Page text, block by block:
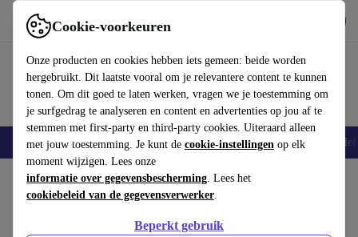
Cookie-voorkeuren
Onze producten en cookies hebben iets gemeen: beide worden
hergebruikt. Dit laatste vooral om je relevantere content te kunnen
tonen. Om dit goed te laten werken, vragen we je toestemming om
je surfgedrag te analyseren en content en advertenties op jou af te
stemmen met first-party en third-party cookies. Uiteraard alleen
met jouw toestemming. Je kunt de cookie-instellingen op elk
moment wijzigen. Lees onze
informatie over gegevensbescherming. Lees het
cookiebeleid van de gegevensverwerker.
Beperkt gebruik
Gebruik refurbed snel en eenvoudig
Smartphones Laptops Tablets Smartwatches Accessoires
Home Producten Huishouden Meubels
Ellis eenzitter Modul Aulla Cacao